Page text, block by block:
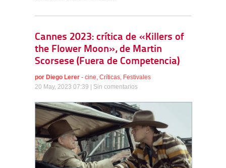
Cannes 2023: crítica de «Killers of
the Flower Moon», de Martin
Scorsese (Fuera de Competencia)
por Diego Lerer - cine, Críticas, Festivales
20 May, 2023 07:39 | Sin comentarios